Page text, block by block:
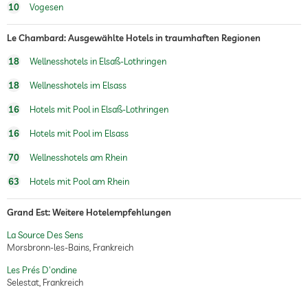
10 Vogesen
Le Chambard: Ausgewählte Hotels in traumhaften Regionen
18 Wellnesshotels in Elsaß-Lothringen
18 Wellnesshotels im Elsass
16 Hotels mit Pool in Elsaß-Lothringen
16 Hotels mit Pool im Elsass
70 Wellnesshotels am Rhein
63 Hotels mit Pool am Rhein
Grand Est: Weitere Hotelempfehlungen
La Source Des Sens
Morsbronn-les-Bains, Frankreich
Les Prés D'ondine
Selestat, Frankreich